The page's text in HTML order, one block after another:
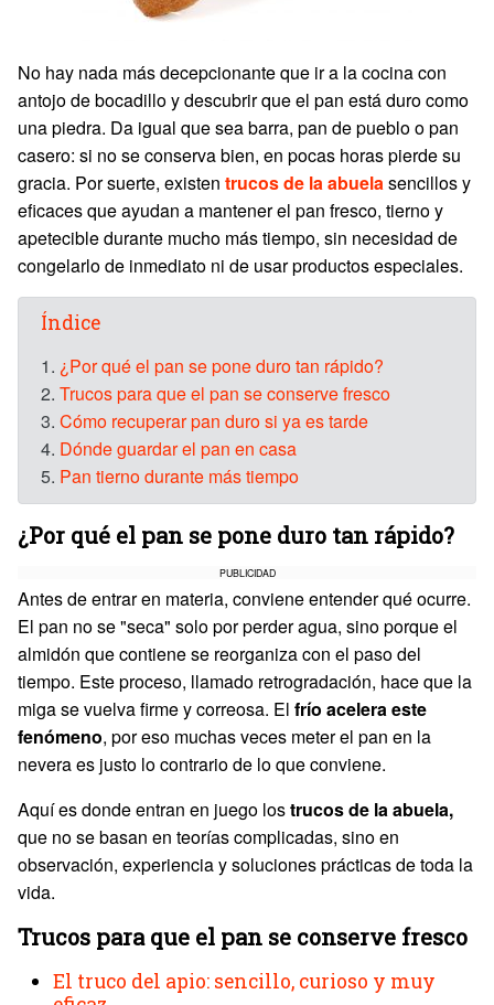
No hay nada más decepcionante que ir a la cocina con
antojo de bocadillo y descubrir que el pan está duro como
una piedra. Da igual que sea barra, pan de pueblo o pan
casero: si no se conserva bien, en pocas horas pierde su
gracia. Por suerte, existen trucos de la abuelasencillos y
eficaces que ayudan a mantener el pan fresco, tierno y
apetecible durante mucho más tiempo, sin necesidad de
congelarlo de inmediato ni de usar productos especiales.
Índice
1. ¿Por qué el pan se pone duro tan rápido?
2. Trucos para que el pan se conserve fresco
3. Cómo recuperar pan duro si ya es tarde
4. Dónde guardar el pan en casa
5. Pan tierno durante más tiempo
¿Por qué el pan se pone duro tan rápido?
PUBLICIDAD
Antes de entrar en materia, conviene entender qué ocurre.
El pan no se "seca" solo por perder agua, sino porque el
almidón que contiene se reorganiza con el paso del
tiempo. Este proceso, llamado retrogradación, hace que la
miga se vuelva firme y correosa. El frío acelera este
fenómeno, por eso muchas veces meter el pan en la
nevera es justo lo contrario de lo que conviene.
Aquí es donde entran en juego lostrucos de la abuela,
que no se basan en teorías complicadas, sino en
observación, experiencia y soluciones prácticas de toda la
vida.
Trucos para que el pan se conserve fresco
El truco del apio: sencillo, curioso y muy